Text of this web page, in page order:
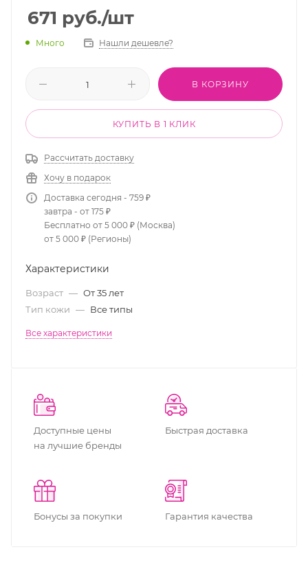
671 руб./шт
Много Нашли дешевле?
В КОРЗИНУ
КУПИТЬ В 1 КЛИК
Рассчитать доставку
Хочу в подарок
Доставка сегодня - 759 ₽
завтра - от 175 ₽
Бесплатно от 5 000 ₽ (Москва)
от 5 000 ₽ (Регионы)
Характеристики
Возраст — От 35 лет
Тип кожи — Все типы
Все характеристики
Доступные цены
на лучшие бренды
Быстрая доставка
Бонусы за покупки Гарантия качества